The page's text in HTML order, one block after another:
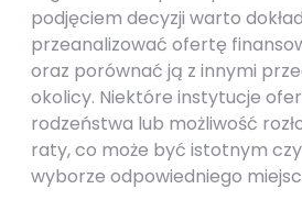
podjęciem decyzji warto
przeanalizować ofertę
oraz porównać ją z innymi
okolicy. Niektóre instytucje
rodzeństwa lub możliwość
raty, co może być istotnym
wyborze odpowiedniego